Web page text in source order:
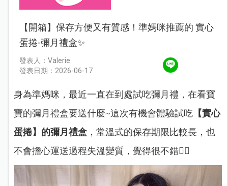
【開箱】保存方便又有質感！準媽咪推薦的 實心
蛋捲-彌月禮盒✨
發表人：Valerie
發表日期：2026-06-17
身為準媽咪，最近一直在到處試吃彌月禮，在看寶
寶的彌月禮盒要送什麼~這次有機會體驗試吃【實心
蛋捲】的彌月禮盒， 常溫式的保存期限比較長，也
不會擔心運送過程失溫變質，覺得很不錯👍🏻